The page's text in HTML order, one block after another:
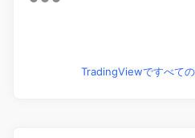
TradingViewですべて